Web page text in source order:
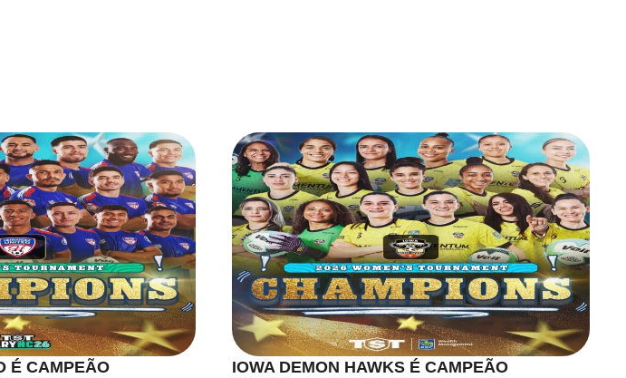
É CAMPEÃO
IOWA DEMON HAWKS É CAMPEÃO